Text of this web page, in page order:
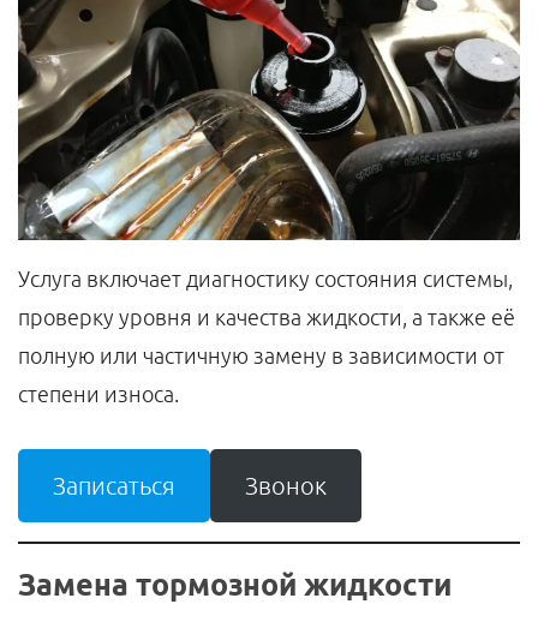
Услуга включает диагностику состояния системы,
проверку уровня и качества жидкости, а также её
полную или частичную замену в зависимости от
степени износа.
Записаться Звонок
Замена тормозной жидкости